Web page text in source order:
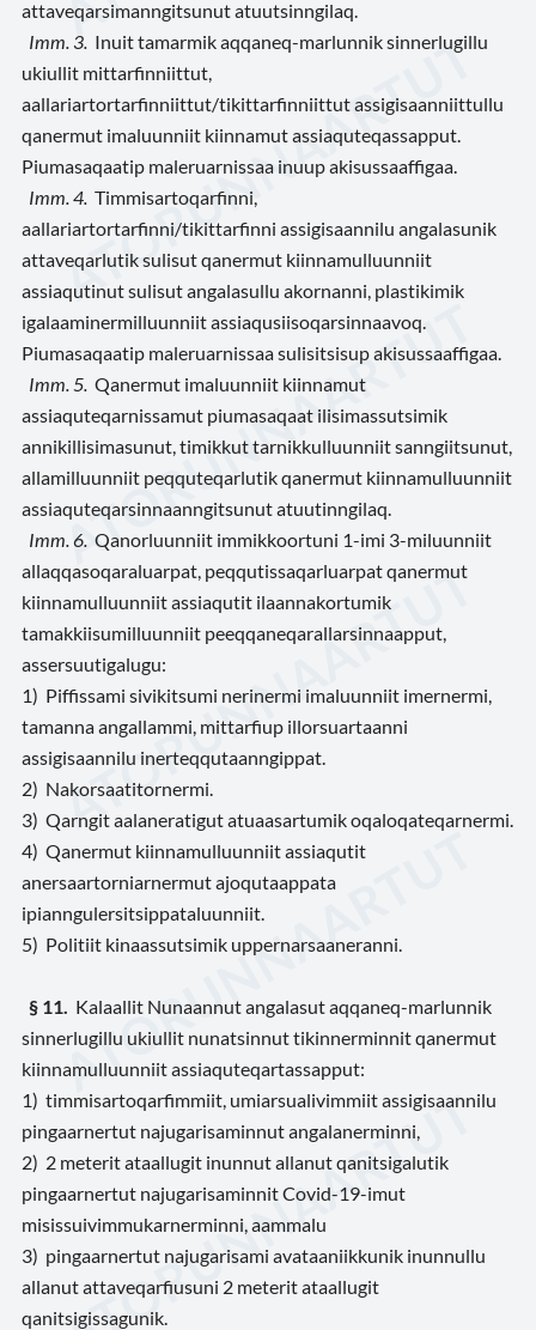
attaveqarsimanngitsunut atuutsinngilaq.
Imm. 3. Inuit tamarmik aqqaneq-marlunnik sinnerlugillu
ukiullit mittarfinniittut,
aallariartortarfinniittut/tikittarfinniittut assigisaanniittullu
qanermut imaluunniit kiinnamut assiaquteqassapput.
Piumasaqaatip maleruarnissaa inuup akisussaaffigaa.
Imm. 4. Timmisartoqarfinni,
aallariartortarfinni/tikittarfinni assigisaannilu angalasunik
attaveqarlutik sulisut qanermut kiinnamulluunniit
assiaqutinut sulisut angalasullu akornanni, plastikimik
igalaaminermilluunniit assiaqusiisoqarsinnaavoq.
Piumasaqaatip maleruarnissaa sulisitsisup akisussaaffigaa.
Imm. 5. Qanermut imaluunniit kiinnamut
assiaquteqarnissamut piumasaqaat ilisimassutsimik
annikillisimasunut, timikkut tarnikkulluunniit sanngiitsunut,
allamilluunniit peqquteqarlutik qanermut kiinnamulluunniit
assiaquteqarsinnaanngitsunut atuutinngilaq.
Imm. 6. Qanorluunniit immikkoortuni 1-imi 3-miluunniit
allaqqasoqaraluarpat, peqqutissaqarluarpat qanermut
kiinnamulluunniit assiaqutit ilaannakortumik
tamakkiisumilluunniit peeqqaneqarallarsinnaapput,
assersuutigalugu:
1) Piffissami sivikitsumi nerinermi imaluunniit imernermi,
tamanna angallammi, mittarfiup illorsuartaanni
assigisaannilu inerteqqutaanngippat.
2) Nakorsaatitornermi.
3) Qarngit aalaneratigut atuaasartumik oqaloqateqarnermi.
4) Qanermut kiinnamulluunniit assiaqutit
anersaartorniarnermut ajoqutaappata
ipianngulersitsippataluunniit.
5) Politiit kinaassutsimik uppernarsaaneranni.
§ 11.
Kalaallit Nunaannut angalasut aqqaneq-marlunnik
sinnerlugillu ukiullit nunatsinnut tikinnerminnit qanermut
kiinnamulluunniit assiaquteqartassapput:
1) timmisartoqarfimmiit, umiarsualivimmiit assigisaannilu
pingaarnertut najugarisaminnut angalanerminni,
2) 2 meterit ataallugit inunnut allanut qanitsigalutik
pingaarnertut najugarisaminnit Covid-19-imut
misissuivimmukarnerminni, aammalu
3) pingaarnertut najugarisami avataaniikkunik inunnullu
allanut attaveqarfiusuni 2 meterit ataallugit
qanitsigissagunik.